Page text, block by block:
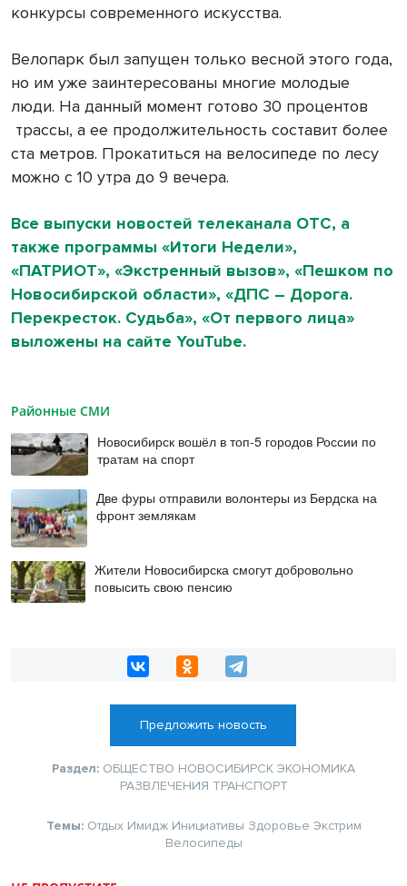
конкурсы современного искусства.
Велопарк был запущен только весной этого года,
но им уже заинтересованы многие молодые
люди. На данный момент готово 30 процентов
трассы, а ее продолжительность составит более
ста метров. Прокатиться на велосипеде по лесу
можно с 10 утра до 9 вечера.
Все выпуски новостей телеканала ОТС, а
также программы «Итоги Недели»,
«ПАТРИОТ», «Экстренный вызов», «Пешком по
Новосибирской области», «ДПС – Дорога.
Перекресток. Судьба», «От первого лица»
выложены на сайте YouTube.
Районные СМИ
Новосибирск вошёл в топ-5 городов России по
тратам на спорт
Две фуры отправили волонтеры из Бердска на
фронт землякам
Жители Новосибирска смогут добровольно
повысить свою пенсию
Предложить новость
Раздел: ОБЩЕСТВО НОВОСИБИРСК ЭКОНОМИКА
РАЗВЛЕЧЕНИЯ ТРАНСПОРТ
Темы: Отдых Имидж Инициативы Здоровье Экстрим
Велосипеды